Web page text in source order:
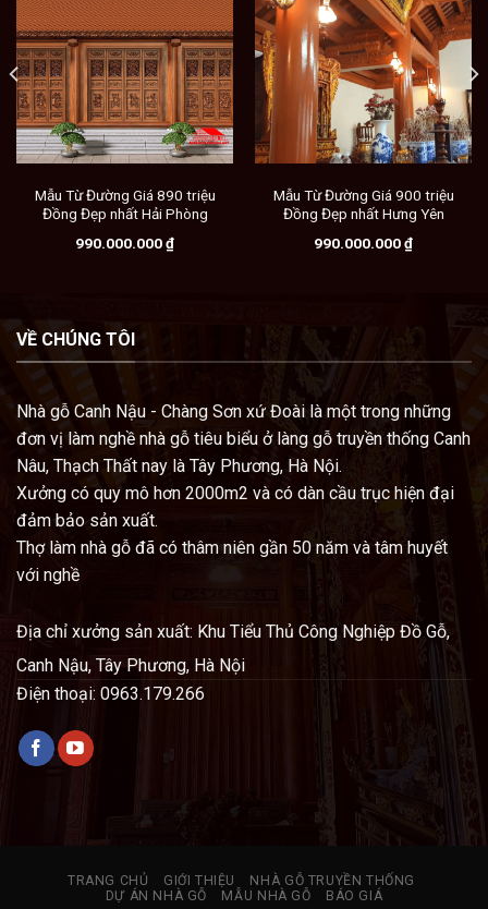
Mẫu Từ Đường Giá 890 triệu
Đồng Đẹp nhất Hải Phòng
990.000.000₫
Mẫu Từ Đường Giá 900 triệu
Đồng Đẹp nhất Hưng Yên
990.000.000₫
VỀ CHÚNG TÔI
Nhà gỗ Canh Nậu - Chàng Sơn xứ Đoài là một trong những
đơn vị làm nghề nhà gỗ tiêu biểu ở làng gỗ truyền thống Canh
Nâu, Thạch Thất nay là Tây Phương, Hà Nội.
Xưởng có quy mô hơn 2000m2 và có dàn cầu trục hiện đại
đảm bảo sản xuất.
Thợ làm nhà gỗ đã có thâm niên gần 50 năm và tâm huyết
với nghề
Địa chỉ xưởng sản xuất: Khu Tiểu Thủ Công Nghiệp Đồ Gỗ,
Canh Nậu, Tây Phương, Hà Nội
Điện thoại: 0963.179.266
TRANG CHỦ GIỚI THIỆU
NHÀ GỖ TRUYỀN THỐNG
DỰ ÁN NHÀ GỖ
MẪU NHÀ GỖ BÁO GIÁ